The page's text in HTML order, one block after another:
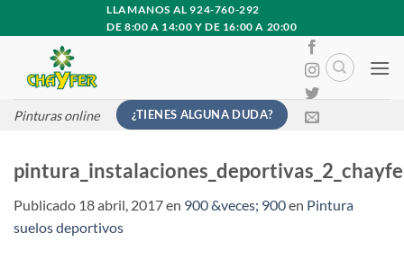
al
contenido
LLAMANOS AL 924-760-292
DE 8:00 A 14:00 Y DE 16:00 A 20:00
Pinturas online ¿TIENES ALGUNA DUDA?
Publicado 18 abril, 2017en 900 &veces; 900en Pintura
suelos deportivos